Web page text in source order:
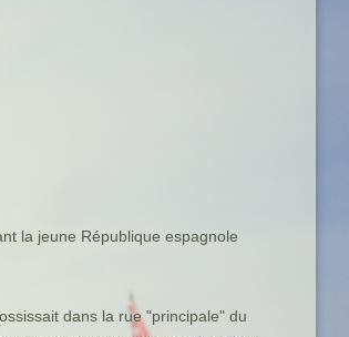
la jeune République espagnole
dans la rue "principale" du